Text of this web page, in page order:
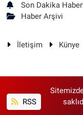
Son Dakika
Haber Arşivi
İletişim Künye
RSS